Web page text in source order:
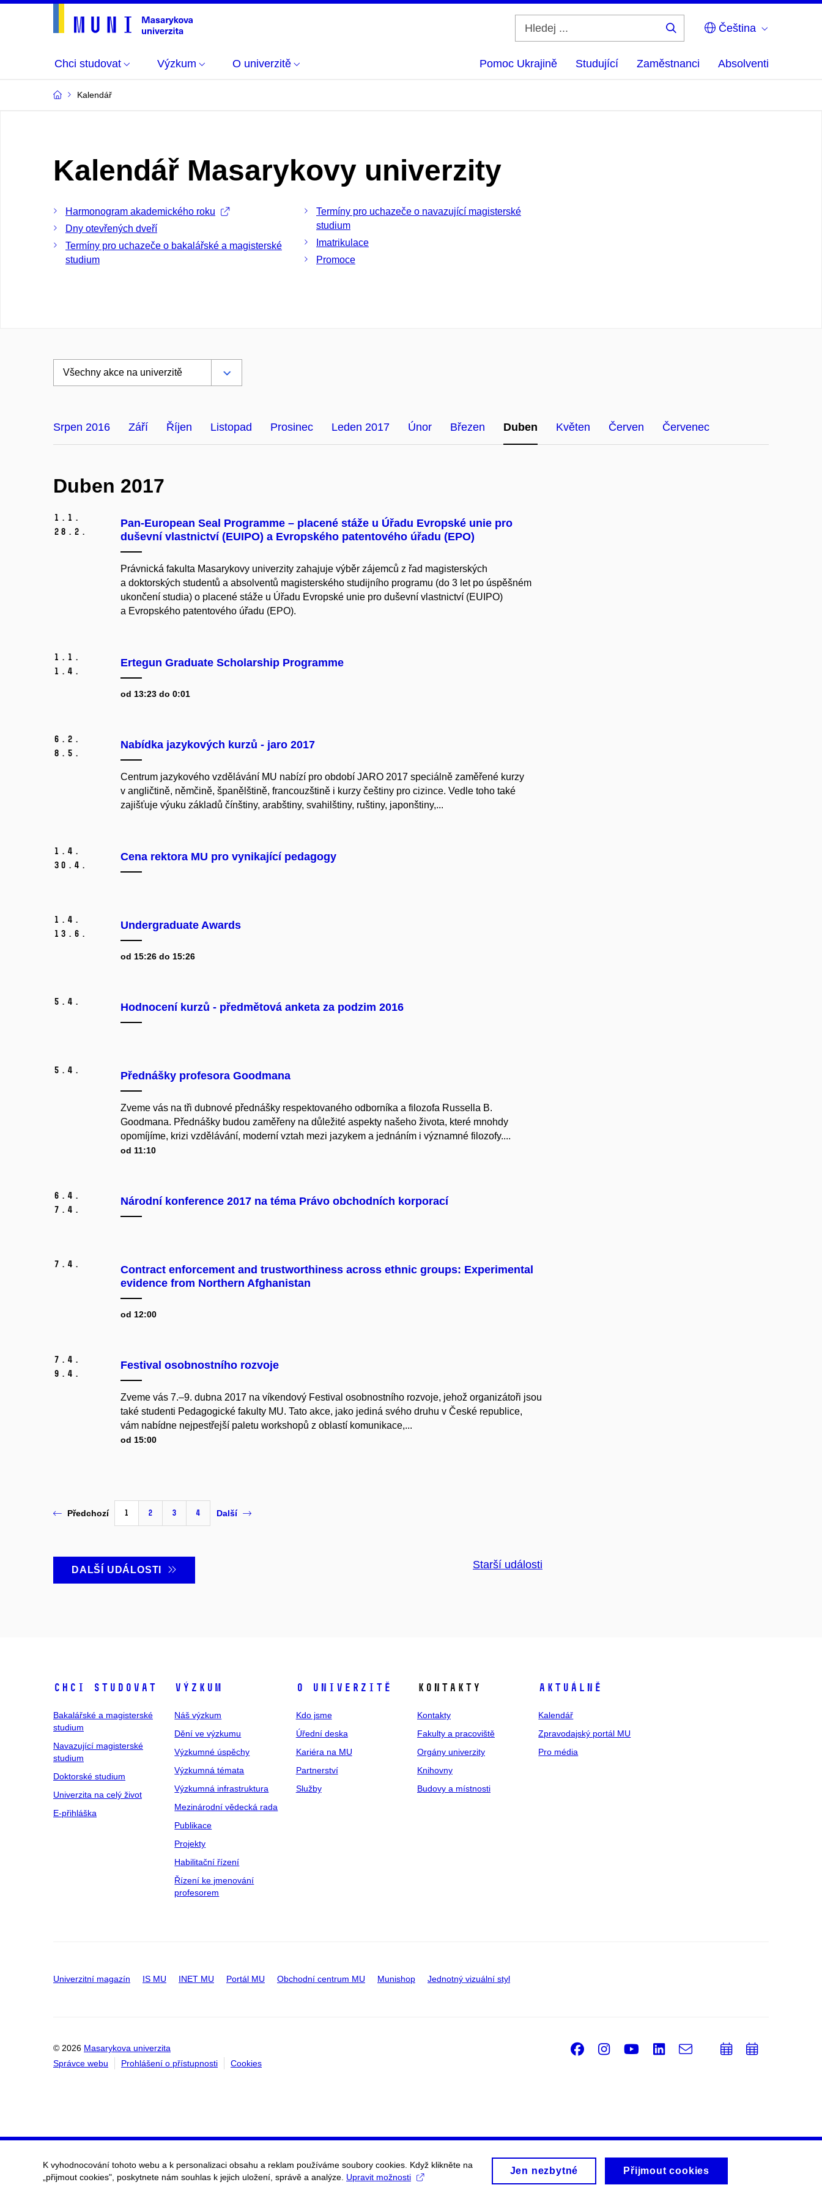
Čeština
Chci studovat Výzkum O univerzitě Pomoc Ukrajině Studující Zaměstnanci Absolventi
Kalendář
Kalendář Masarykovy univerzity
Harmonogram akademického roku
Dny otevřených dveří
Termíny pro uchazeče o bakalářské a magisterské
studium
Termíny pro uchazeče o navazující magisterské
studium
Imatrikulace
Promoce
Srpen 2016 Září Říjen Listopad Prosinec Leden 2017 Únor Březen Duben Květen Červen Červenec
Duben 2017
1. 1.
28. 2.
Pan-European Seal Programme – placené stáže u Úřadu Evropské unie pro
duševní vlastnictví (EUIPO) a Evropského patentového úřadu (EPO)
Právnická fakulta Masarykovy univerzity zahajuje výběr zájemců z řad magisterských
a doktorských studentů a absolventů magisterského studijního programu (do 3 let po úspěšném
ukončení studia) o placené stáže u Úřadu Evropské unie pro duševní vlastnictví (EUIPO)
a Evropského patentového úřadu (EPO).
1. 1.
1. 4.
Ertegun Graduate Scholarship Programme
od 13:23 do 0:01
6. 2.
8. 5.
Nabídka jazykových kurzů - jaro 2017
Centrum jazykového vzdělávání MU nabízí pro období JARO 2017 speciálně zaměřené kurzy
v angličtině, němčině, španělštině, francouzštině i kurzy češtiny pro cizince. Vedle toho také
zajišťuje výuku základů čínštiny, arabštiny, svahilštiny, ruštiny, japonštiny,...
1. 4.
30. 4.
Cena rektora MU pro vynikající pedagogy
1. 4.
13. 6.
Undergraduate Awards
od 15:26 do 15:26
5. 4. Hodnocení kurzů - předmětová anketa za podzim 2016
5. 4. Přednášky profesora Goodmana
Zveme vás na tři dubnové přednášky respektovaného odborníka a filozofa Russella B.
Goodmana. Přednášky budou zaměřeny na důležité aspekty našeho života, které mnohdy
opomíjíme, krizi vzdělávání, moderní vztah mezi jazykem a jednáním i významné filozofy....
od 11:10
6. 4.
7. 4.
Národní konference 2017 na téma Právo obchodních korporací
7. 4.
Contract enforcement and trustworthiness across ethnic groups: Experimental
evidence from Northern Afghanistan
od 12:00
7. 4.
9. 4.
Festival osobnostního rozvoje
Zveme vás 7.–9. dubna 2017 na víkendový Festival osobnostního rozvoje, jehož organizátoři jsou
také studenti Pedagogické fakulty MU. Tato akce, jako jediná svého druhu v České republice,
vám nabídne nejpestřejší paletu workshopů z oblastí komunikace,...
od 15:00
Předchozí 1 2 3 4 Další
DALŠÍ UDÁLOSTI Starší události
Chci studovat
Bakalářské a magisterské
studium
Navazující magisterské
studium
Doktorské studium
Univerzita na celý život
E-přihláška
Výzkum
Náš výzkum
Dění ve výzkumu
Výzkumné úspěchy
Výzkumná témata
Výzkumná infrastruktura
Mezinárodní vědecká rada
Publikace
Projekty
Habilitační řízení
Řízení ke jmenování
profesorem
O univerzitě
Kdo jsme
Úřední deska
Kariéra na MU
Partnerství
Služby
Kontakty
Kontakty
Fakulty a pracoviště
Orgány univerzity
Knihovny
Budovy a místnosti
Aktuálně
Kalendář
Zpravodajský portál MU
Pro média
Univerzitní magazín IS MU INET MU Portál MU Obchodní centrum MU Munishop Jednotný vizuální styl
© 2026 Masarykova univerzita
Správce webu
Prohlášení o přístupnosti Cookies
Facebook
Instagram
Youtube
LinkedIn
e-
PřidatPřidat
K vyhodnocování tohoto webu a k personalizaci obsahu a reklam používáme soubory cookies. Když klikněte na
„přijmout cookies", poskytnete nám souhlas k jejich uložení, správě a analýze. Upravit možnosti
Jen nezbytné Přijmout cookies